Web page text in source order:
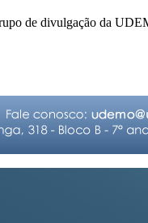
de divulgação da